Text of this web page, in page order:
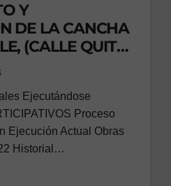
Y
(CALLE QUITO
Ejecutándose
Proceso
Ejecución Actual Obras
Historial…